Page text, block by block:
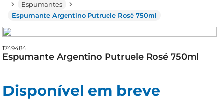
Espumantes
Espumante Argentino Putruele Rosé 750ml
1749484
Espumante Argentino Putruele Rosé 750ml
Disponível em breve
leite
queijo
arroz